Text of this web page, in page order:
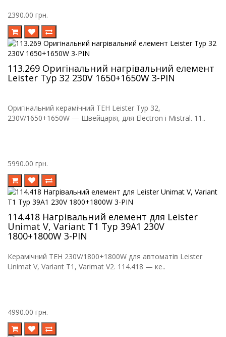
2390.00 грн.
113.269 Оригінальний нагрівальний елемент
Leister Typ 32 230V 1650+1650W 3-PIN
Оригінальний керамічний ТЕН Leister Typ 32,
230V/1650+1650W — Швейцарія, для Electron і Mistral. 11..
5990.00 грн.
114.418 Нагрівальний елемент для Leister
Unimat V, Variant T1 Typ 39A1 230V
1800+1800W 3-PIN
Керамічний ТЕН 230V/1800+1800W для автоматів Leister
Unimat V, Variant T1, Varimat V2. 114.418 — ке..
4990.00 грн.